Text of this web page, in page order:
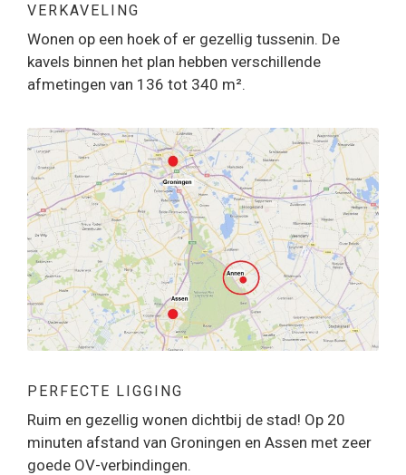
VERKAVELING
Wonen op een hoek of er gezellig tussenin. De
kavels binnen het plan hebben verschillende
afmetingen van 136 tot 340 m².
PERFECTE LIGGING
Ruim en gezellig wonen dichtbij de stad! Op 20
minuten afstand van Groningen en Assen met zeer
goede OV-verbindingen.